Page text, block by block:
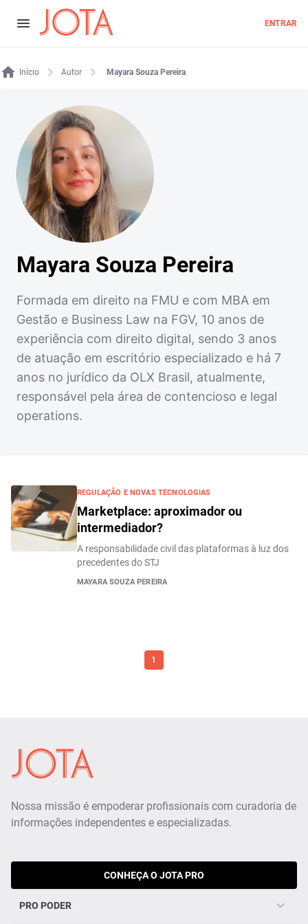
ENTRAR
Início Autor Mayara Souza Pereira
Mayara Souza Pereira
Formada em direito na FMU e com MBA em
Gestão e Business Law na FGV, 10 anos de
experiência com direito digital, sendo 3 anos
de atuação em escritório especializado e há 7
anos no jurídico da OLX Brasil, atualmente,
responsável pela área de contencioso e legal
operations.
REGULAÇÃO E NOVAS TECNOLOGIAS
Marketplace: aproximador ou
intermediador?
A responsabilidade civil das plataformas à luz dos
precedentes do STJ
MAYARA SOUZA PEREIRA
1
Nossa missão é empoderar profissionais com curadoria de
informações independentes e especializadas.
CONHEÇA O JOTA PRO
PRO PODER